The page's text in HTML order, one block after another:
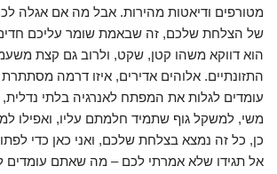
מטורפים ודיאטות מהירות. אבל מה אם אגלה
של הצלחת שלכם, זה שבאמת שומר עליכם
הוא דווקא משהו קטן, שקט, ולרוב גם קצת
התזונתיים. אלוהים אדירים, איזו דרמה
עומדים לגלות את המפתח לאנרגיה בלתי נדלית,
משי, למשקל גוף שתמיד חלמתם עליו, ואפילו
כן, כל זה נמצא בצלחת שלכם, ואני כאן כדי
אל תגידו שלא אמרתי לכם – מה שאתם עומדים